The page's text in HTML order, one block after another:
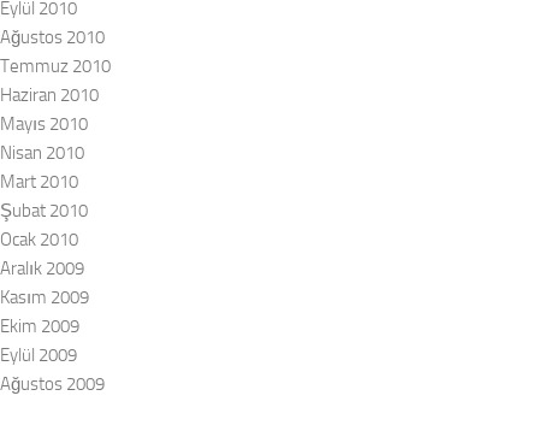
Eylül 2010
Ağustos 2010
Temmuz 2010
Haziran 2010
Mayıs 2010
Nisan 2010
Mart 2010
Şubat 2010
Ocak 2010
Aralık 2009
Kasım 2009
Ekim 2009
Eylül 2009
Ağustos 2009